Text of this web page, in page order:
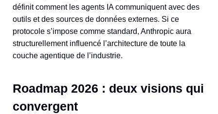
définit comment les agents IA communiquent avec des
outils et des sources de données externes. Si ce
protocole s’impose comme standard, Anthropic aura
structurellement influencé l’architecture de toute la
couche agentique de l’industrie.
Roadmap 2026 : deux visions qui
convergent